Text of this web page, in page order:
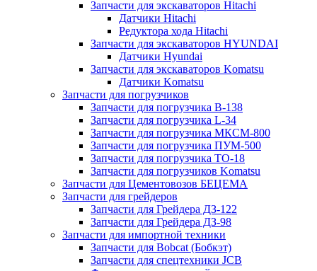
Запчасти для экскаваторов Hitachi
Датчики Hitachi
Редуктора хода Hitachi
Запчасти для экскаваторов HYUNDAI
Датчики Hyundai
Запчасти для экскаваторов Komatsu
Датчики Komatsu
Запчасти для погрузчиков
Запчасти для погрузчика B-138
Запчасти для погрузчика L-34
Запчасти для погрузчика МКСМ-800
Запчасти для погрузчика ПУМ-500
Запчасти для погрузчика ТО-18
Запчасти для погрузчиков Komatsu
Запчасти для Цементовозов БЕЦЕМА
Запчасти для грейдеров
Запчасти для Грейдера ДЗ-122
Запчасти для Грейдера ДЗ-98
Запчасти для импортной техники
Запчасти для Bobcat (Бобкэт)
Запчасти для спецтехники JCB